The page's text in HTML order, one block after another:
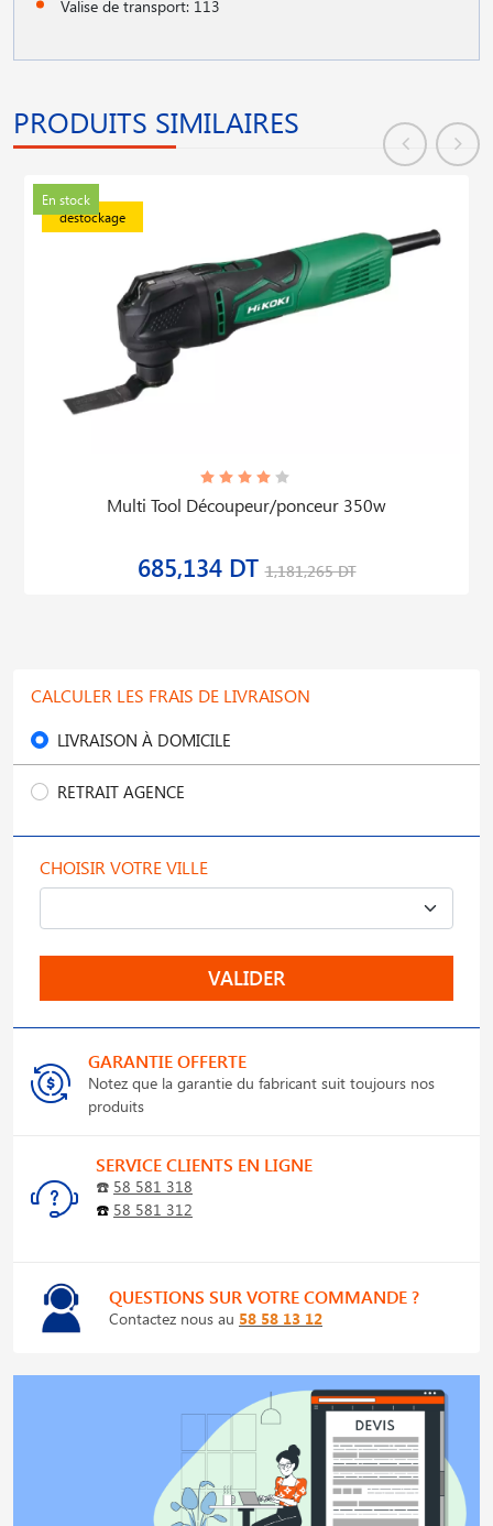
Valise de transport: 113
PRODUITS SIMILAIRES
En stock
déstockage
Multi Tool Découpeur/ponceur 350w
685,134 DT1,181,265 DT
CALCULER LES FRAIS DE LIVRAISON
LIVRAISON À DOMICILE
RETRAIT AGENCE
CHOISIR VOTRE VILLE
VALIDER
GARANTIE OFFERTE
Notez que la garantie du fabricant suit toujours nos
produits
SERVICE CLIENTS EN LIGNE
☎️ 58 581 318
☎️ 58 581 312
QUESTIONS SUR VOTRE COMMANDE ?
Contactez nous au 58 58 13 12